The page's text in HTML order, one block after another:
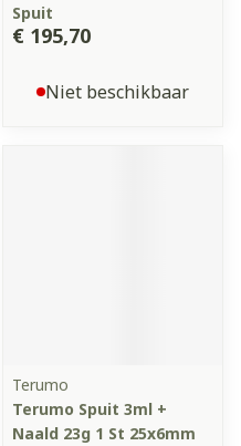
Spuit
€ 195,70
Niet beschikbaar
Terumo
Terumo Spuit 3ml +
Naald 23g 1 St 25x6mm